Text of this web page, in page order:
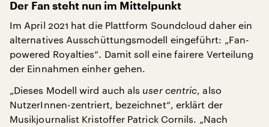
Der Fan steht nun im Mittelpunkt
Im April 2021 hat die Plattform Soundcloud daher ein
alternatives Ausschüttungsmodell eingeführt: „Fan-
powered Royalties“. Damit soll eine fairere Verteilung
der Einnahmen einher gehen.
„Dieses Modell wird auch als user centric, also
NutzerInnen-zentriert, bezeichnet“, erklärt der
Musikjournalist Kristoffer Patrick Cornils. „Nach